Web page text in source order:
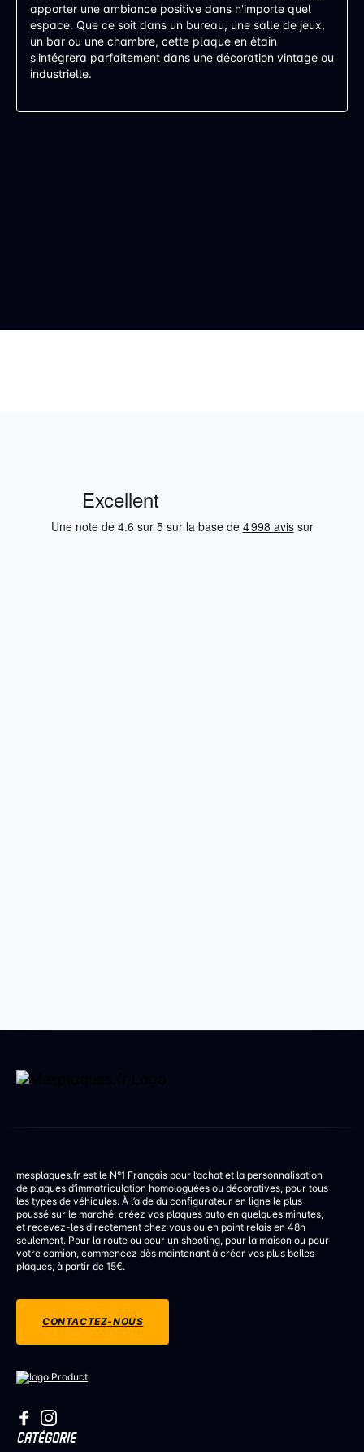
apporter une ambiance positive dans n'importe quel
espace. Que ce soit dans un bureau, une salle de jeux,
un bar ou une chambre, cette plaque en étain
s'intégrera parfaitement dans une décoration vintage ou
industrielle.
mesplaques.fr est le N°1 Français pour l’achat et la personnalisation
de plaques d’immatriculation homologuées ou décoratives, pour tous
les types de véhicules. À l’aide du configurateur en ligne le plus
poussé sur le marché, créez vos plaques auto en quelques minutes,
et recevez-les directement chez vous ou en point relais en 48h
seulement. Pour la route ou pour un shooting, pour la maison ou pour
votre camion, commencez dès maintenant à créer vos plus belles
plaques, à partir de 15€.
CONTACTEZ-NOUS
CATÉGORIE